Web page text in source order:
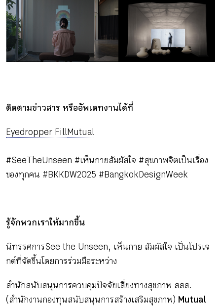
ติดตามข่าวสาร หรืออัพเดทงานได้ที่
Eyedropper FillMutual
#SeeTheUnseen #เห็นกายสัมผัสใจ #สุขภาพจิตเป็นเรื่อง
ของทุกคน #BKKDW2025 #BangkokDesignWeek
รู้จักพวกเราให้มากขึ้น
นิทรรศการ See the Unseen, เห็นกาย สัมผัสใจ เป็นโปรเจ
กต์ที่จัดขึ้นโดยการร่วมมือระหว่าง
สำนักสนับสนุนการควบคุมปัจจัยเสี่ยงทางสุขภาพ สสส.
(สำนักงานกองทุนสนับสนุนการสร้างเสริมสุขภาพ) Mutual